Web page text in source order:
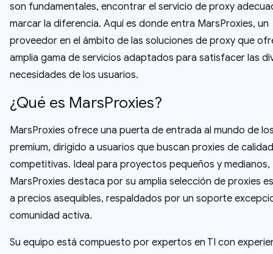
son fundamentales, encontrar el servicio de proxy
marcar la diferencia. Aquí es donde entra MarsProxies, un
proveedor en el ámbito de las soluciones de proxy que
amplia gama de servicios adaptados para satisfacer las
necesidades de los usuarios.
¿Qué es MarsProxies?
MarsProxies ofrece una puerta de entrada al mundo de
premium, dirigido a usuarios que buscan proxies de
competitivas. Ideal para proyectos pequeños y medianos,
MarsProxies destaca por su amplia selección de proxies
a precios asequibles, respaldados por un soporte
comunidad activa.
Su equipo está compuesto por expertos en TI con